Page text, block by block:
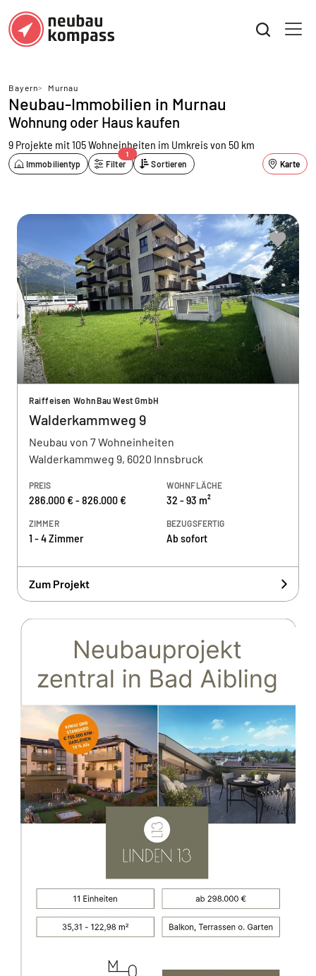
Bayern> Murnau
Neubau-Immobilien in Murnau
Wohnung oder Haus kaufen
9 Projekte mit 105 Wohneinheiten im Umkreis von 50 km
Immobilientyp Filter
1
Sortieren Karte
Raiffeisen WohnBau West GmbH
Walderkammweg 9
Neubau von 7 Wohneinheiten
Walderkammweg 9, 6020 Innsbruck
PREIS
286.000 € - 826.000 €
WOHNFLÄCHE
32 - 93 m²
ZIMMER
1 - 4 Zimmer
BEZUGSFERTIG
Ab sofort
Zum Projekt